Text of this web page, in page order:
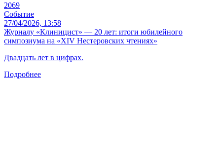
2069
Событие
27/04/2026, 13:58
Журналу «Клиницист» — 20 лет: итоги юбилейного
симпозиума на «XIV Нестеровских чтениях»
Двадцать лет в цифрах.
Подробнее